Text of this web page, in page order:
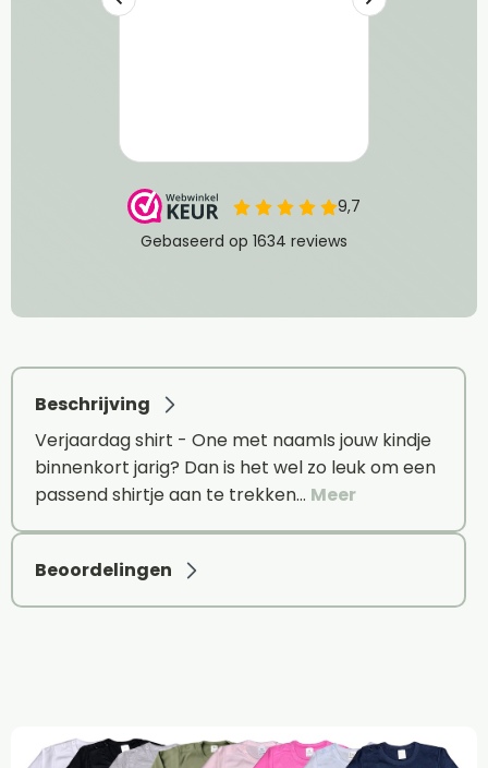
Beschrijving
Verjaardag shirt - One met naamIs jouw kindje
binnenkort jarig? Dan is het wel zo leuk om een
passend shirtje aan te trekken… Meer
Beoordelingen